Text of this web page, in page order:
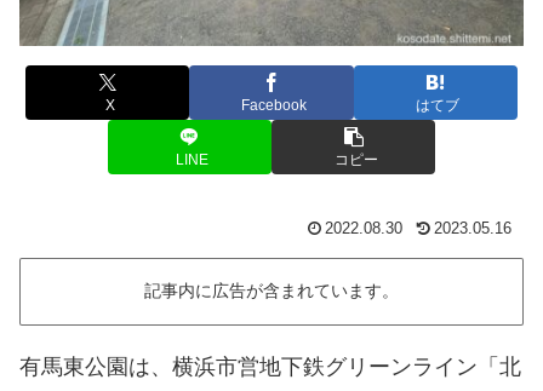
X Facebook はてブ
LINE コピー
2022.08.30 2023.05.16
記事内に広告が含まれています。
有馬東公園は、横浜市営地下鉄グリーンライン「北